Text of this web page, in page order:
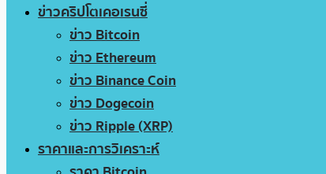
ข่าวคริปโตเคอเรนซี่
ข่าว Bitcoin
ข่าว Ethereum
ข่าว Binance Coin
ข่าว Dogecoin
ข่าว Ripple (XRP)
ราคาและการวิเคราะห์